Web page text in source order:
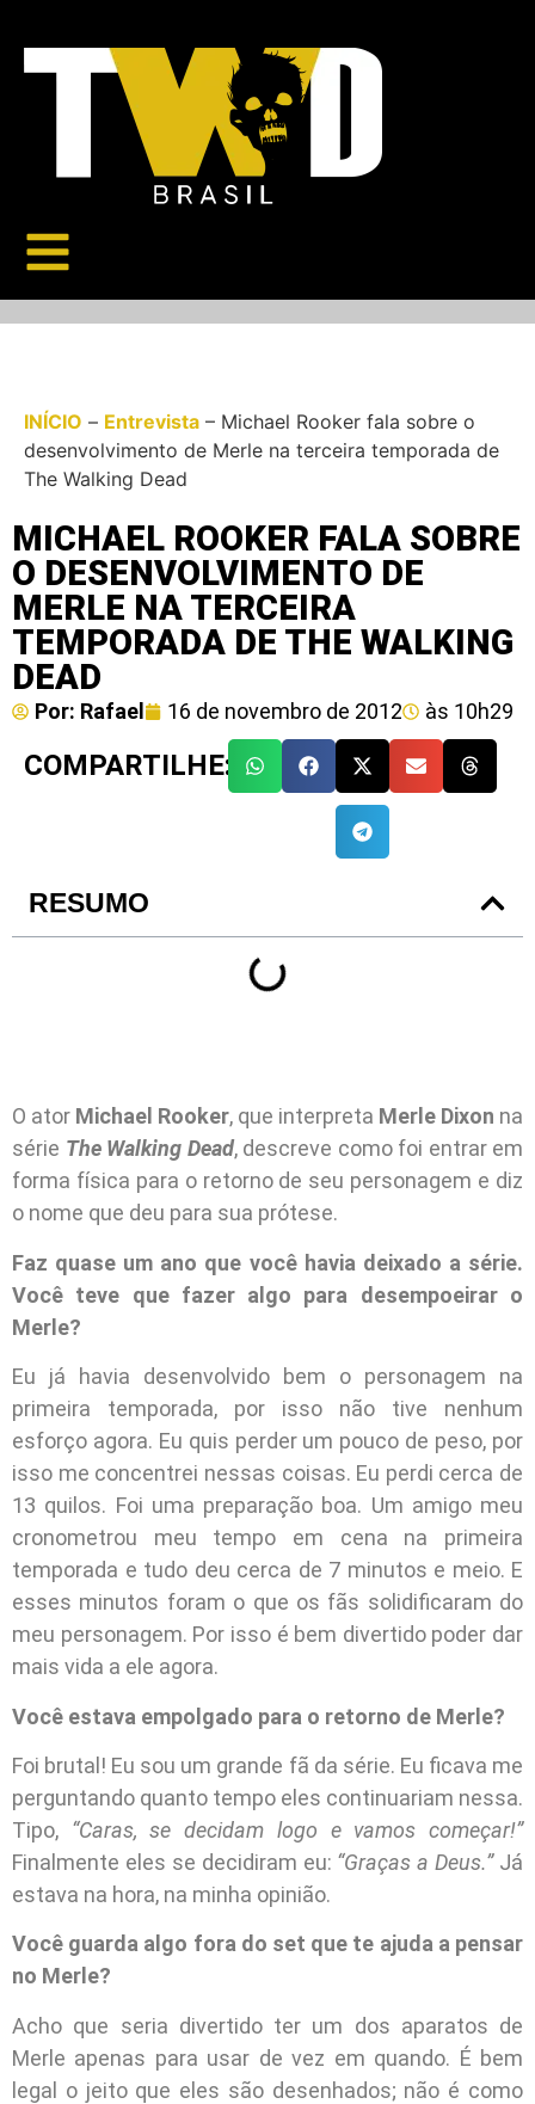
INÍCIO – Entrevista – Michael Rooker fala sobre o
desenvolvimento de Merle na terceira temporada de
The Walking Dead
MICHAEL ROOKER FALA SOBRE
O DESENVOLVIMENTO DE
MERLE NA TERCEIRA
TEMPORADA DE THE WALKING
DEAD
Por: Rafael 16 de novembro de 2012 às 10h29
COMPARTILHE:
RESUMO
O ator Michael Rooker, que interpreta Merle Dixon na
série The Walking Dead, descreve como foi entrar em
forma física para o retorno de seu personagem e diz
o nome que deu para sua prótese.
Faz quase um ano que você havia deixado a série.
Você teve que fazer algo para desempoeirar o
Merle?
Eu já havia desenvolvido bem o personagem na
primeira temporada, por isso não tive nenhum
esforço agora. Eu quis perder um pouco de peso, por
isso me concentrei nessas coisas. Eu perdi cerca de
13 quilos. Foi uma preparação boa. Um amigo meu
cronometrou meu tempo em cena na primeira
temporada e tudo deu cerca de 7 minutos e meio. E
esses minutos foram o que os fãs solidificaram do
meu personagem. Por isso é bem divertido poder dar
mais vida a ele agora.
Você estava empolgado para o retorno de Merle?
Foi brutal! Eu sou um grande fã da série. Eu ficava me
perguntando quanto tempo eles continuariam nessa.
Tipo, “Caras, se decidam logo e vamos começar!”
Finalmente eles se decidiram eu: “Graças a Deus.”Já
estava na hora, na minha opinião.
Você guarda algo fora do set que te ajuda a pensar
no Merle?
Acho que seria divertido ter um dos aparatos de
Merle apenas para usar de vez em quando. É bem
legal o jeito que eles são desenhados; não é como